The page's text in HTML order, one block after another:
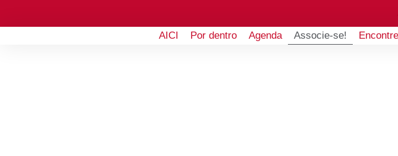
AICI Por dentro Agenda Associe-se!